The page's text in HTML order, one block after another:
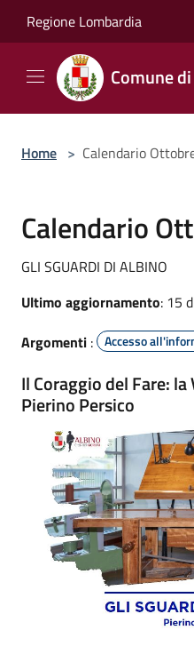
Regione Lombardia
Comune
Home > Calendario
Calendario
GLI SGUARDI DI ALBINO
Ultimo aggiornamento: 15
Argomenti : Accesso
Il Coraggio del Fare: la
Pierino Persico